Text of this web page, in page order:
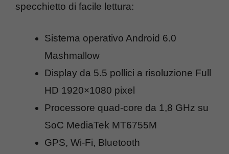
specchietto di facile lettura:
Sistema operativo Android 6.0
Mashmallow
Display da 5.5 pollici a risoluzione Full
HD 1920×1080 pixel
Processore quad-core da 1,8 GHz su
SoC MediaTek MT6755M
GPS, Wi-Fi, Bluetooth